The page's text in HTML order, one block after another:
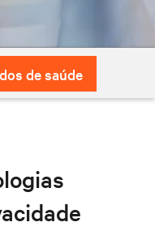
de saúde